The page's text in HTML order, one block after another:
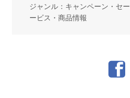
ジャンル：キャンペーン・セ
ービス・商品情報